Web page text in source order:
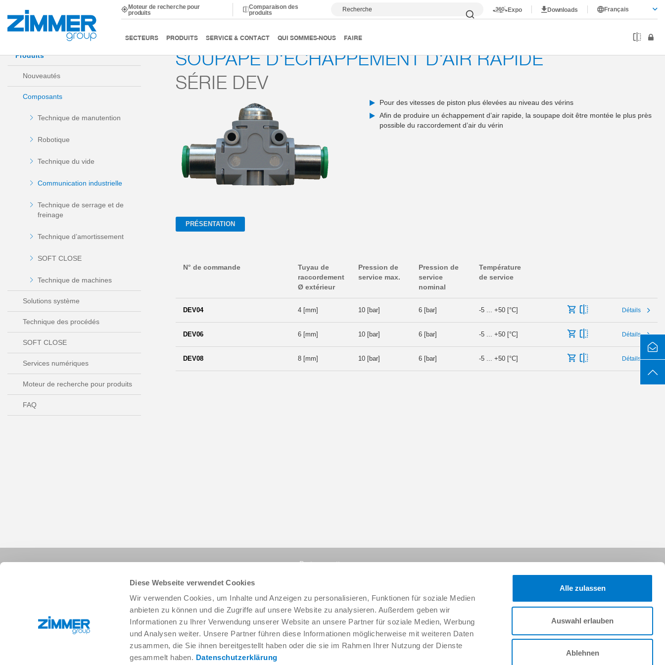
Diese Webseite verwendet Cookies
Wir verwenden Cookies, um Inhalte und Anzeigen zu personalisieren, Funktionen für soziale Medien
anbieten zu können und die Zugriffe auf unsere Website zu analysieren. Außerdem geben wir
Informationen zu Ihrer Verwendung unserer Website an unsere Partner für soziale Medien, Werbung
und Analysen weiter. Unsere Partner führen diese Informationen möglicherweise mit weiteren Daten
zusammen, die Sie ihnen bereitgestellt haben oder die sie im Rahmen Ihrer Nutzung der Dienste
gesammelt haben. Datenschutzerklärung
Alle zulassen
Auswahl erlauben
Ablehnen
Moteur de recherche pour
produits
Comparaison des
produits
Recherche Expo Downloads Français
SECTEURS PRODUITS SERVICE & CONTACT QUI SOMMES-NOUS FAIRE
Démarrage Produits Composants Communication industrielle Capteurs et alimentation en énergie Série DEV
Produits
Nouveautés
Composants
Technique de manutention
Robotique
Technique du vide
Communication industrielle
Technique de serrage et de
freinage
Technique d’amortissement
SOFT CLOSE
Technique de machines
Solutions système
Technique des procédés
SOFT CLOSE
Services numériques
Moteur de recherche pour produits
FAQ
SOUPAPE D‘ÉCHAPPEMENT D‘AIR RAPIDE
SÉRIE DEV
Pour des vitesses de piston plus élevées au niveau des vérins
Afin de produire un échappement d’air rapide, la soupape doit être montée le plus près
possible du raccordement d’air du vérin
PRÉSENTATION
N° de commande
Tuyau de
raccordement
Ø extérieur
Pression de
service max.
Pression de
service
nominal
Température
de service
DEV04 4 [mm] 10 [bar] 6 [bar] -5 ... +50 [°C] Détails
DEV06 6 [mm] 10 [bar] 6 [bar] -5 ... +50 [°C] Détails
DEV08 8 [mm] 10 [bar] 6 [bar] -5 ... +50 [°C] Détails
Partager cette page :
+33 388 833896 info.fr@zimmer-group.com